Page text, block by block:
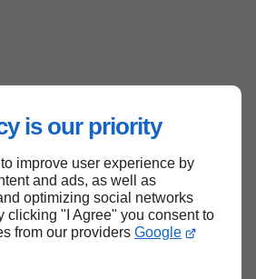
is our priority
improve user experience by
and ads, as well as
optimizing social networks
clicking "I Agree" you consent to
from our providers Google
Haut de page